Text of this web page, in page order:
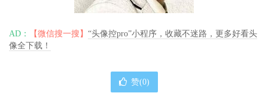
AD： 【微信搜一搜】 “头像控pro”小程序，收藏不迷路，更多好看头
像全下载！
赞(0)